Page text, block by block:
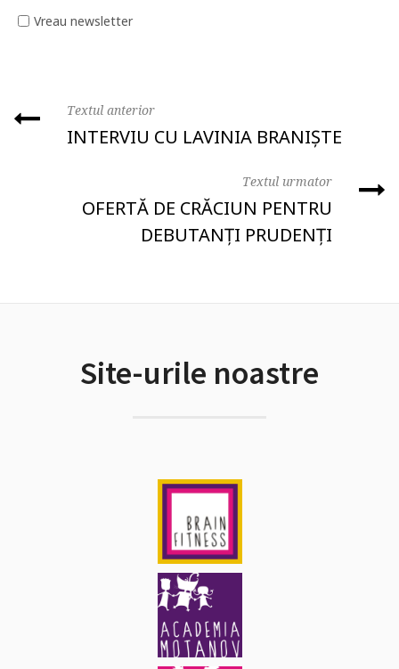
Vreau newsletter
Textul anterior
INTERVIU CU LAVINIA BRANIȘTE
Textul urmator
OFERTĂ DE CRĂCIUN PENTRU
DEBUTANȚI PRUDENȚI
Site-urile noastre